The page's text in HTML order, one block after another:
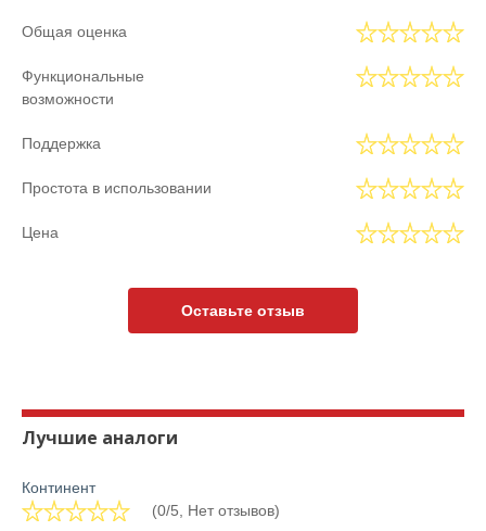
Общая оценка
Функциональные
возможности
Поддержка
Простота в использовании
Цена
Оставьте отзыв
Лучшие аналоги
Континент
(0/5, Нет отзывов)